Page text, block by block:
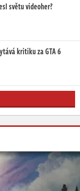
světu videoher?
kritiku za GTA 6